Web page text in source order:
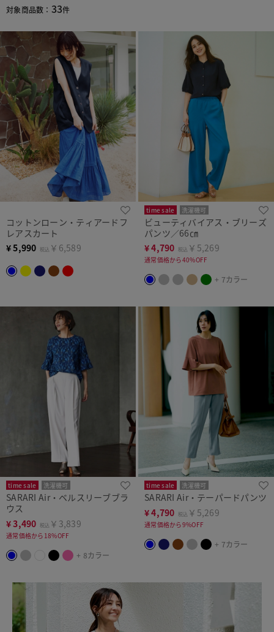
対象商品数： 33件
コットンローン・ティアードフ
レアスカート
¥5,990 税込 ￥6,589
time sale 洗濯機可
ビューティバイアス・ブリーズ
パンツ／66㎝
¥4,790 税込 ￥5,269
通常価格から40%OFF
+ 7カラー
time sale 洗濯機可
SARARI Air・ベルスリーブブラ
ウス
¥3,490 税込 ￥3,839
通常価格から18%OFF
+ 8カラー
time sale 洗濯機可
SARARI Air・テーパードパンツ
¥4,790 税込 ￥5,269
通常価格から9%OFF
+ 7カラー